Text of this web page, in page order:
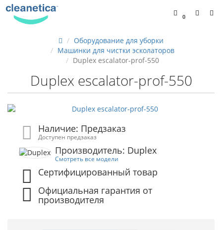
0
Оборудование для уборки
Машинки для чистки эсколаторов
Duplex escalator-prof-550
Duplex escalator-prof-550
Наличие: Предзаказ
Доступен предзаказ
Производитель: Duplex
Смотреть все модели
Сертифицированный товар
Официальная гарантия от
производителя